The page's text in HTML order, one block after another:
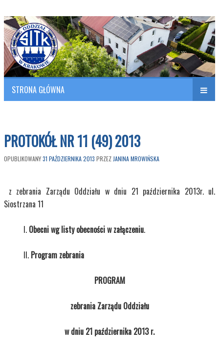
SITK RP Oddział w KRAKOWIE
Polish Association of Engineers & Technicians of Transportation
STRONA GŁÓWNA
PROTOKÓŁ NR 11 (49) 2013
OPUBLIKOWANY31 PAŹDZIERNIKA 2013 PRZEZJANINA MROWIŃSKA
z zebrania Zarządu Oddziału w dniu 21 października 2013r. ul.
Siostrzana 11
Obecni wg listy obecności w załączeniu.
Program zebrania
PROGRAM
zebrania Zarządu Oddziału
w dniu 21 października 2013 r.